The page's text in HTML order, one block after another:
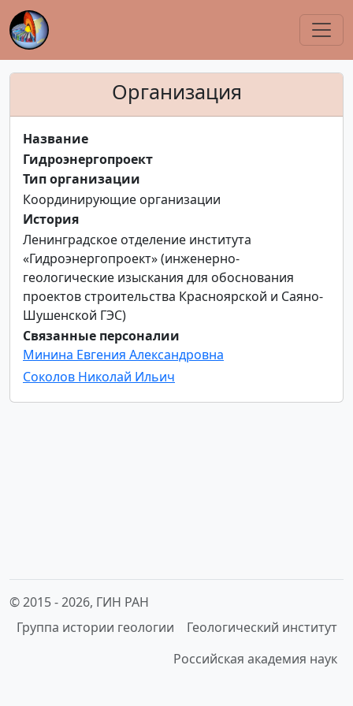
Организация
Название
Гидроэнергопроект
Тип организации
Координирующие организации
История
Ленинградское отделение института
«Гидроэнергопроект» (инженерно-
геологические изыскания для обоснования
проектов строительства Красноярской и Саяно-
Шушенской ГЭС)
Связанные персоналии
Минина Евгения Александровна
Соколов Николай Ильич
© 2015 -2026, ГИН РАН
Группа истории геологии
Геологический институт
Российская академия наук